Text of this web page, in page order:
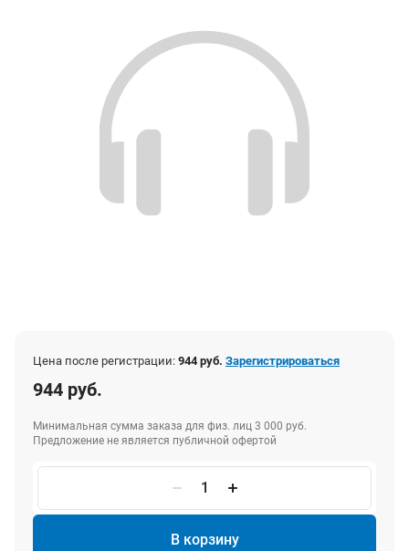
Цена после регистрации: 944 руб. Зарегистрироваться
944 руб.
Минимальная сумма заказа для физ. лиц 3 000 руб.
Предложение не является публичной офертой
В корзину